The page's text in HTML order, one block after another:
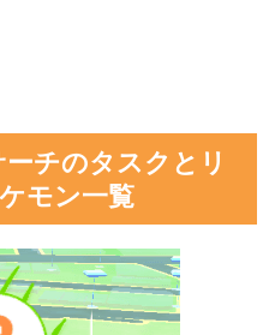
チのタスクとリ
モン一覧